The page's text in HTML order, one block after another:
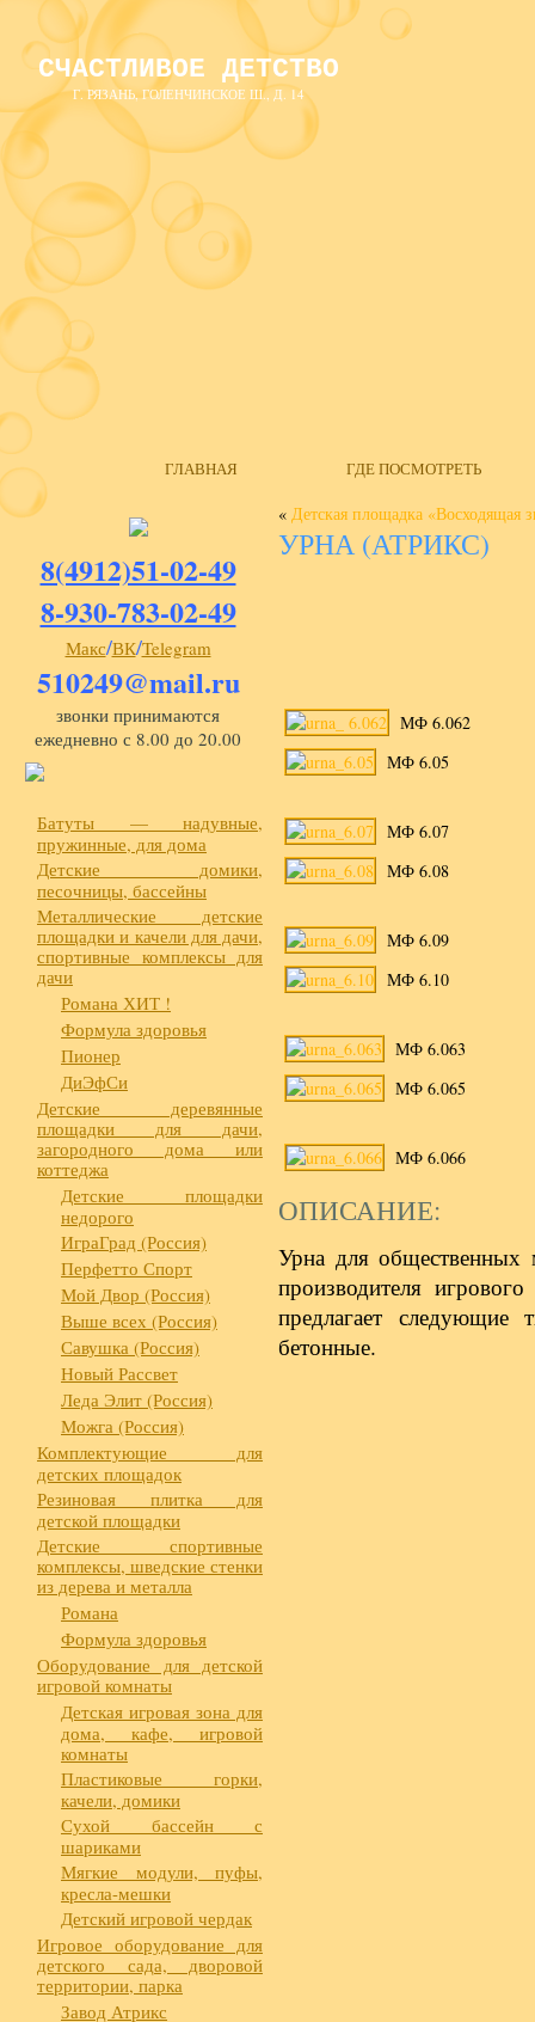
СЧАСТЛИВОЕ ДЕТСТВО
Г. РЯЗАНЬ, ГОЛЕНЧИНСКОЕ Ш., Д. 14
ГЛАВНАЯ ГДЕ ПОСМОТРЕТЬ
8(4912)51-02-49
8-930-783-02-49
Макс/ВК/Telegram
510249@mail.ru
звонки принимаются
ежедневно с 8.00 до 20.00
Батуты — надувные,
пружинные, для дома
Детские домики,
песочницы, бассейны
Металлические детские
площадки и качели для дачи,
спортивные комплексы для
дачи
Романа ХИТ !
Формула здоровья
Пионер
ДиЭфСи
Детские деревянные
площадки для дачи,
загородного дома или
коттеджа
Детские площадки
недорого
ИграГрад (Россия)
Перфетто Спорт
Мой Двор (Россия)
Выше всех (Россия)
Савушка (Россия)
Новый Рассвет
Леда Элит (Россия)
Можга (Россия)
Комплектующие для
детских площадок
Резиновая плитка для
детской площадки
Детские спортивные
комплексы, шведские стенки
из дерева и металла
Романа
Формула здоровья
Оборудование для детской
игровой комнаты
Детская игровая зона для
дома, кафе, игровой
комнаты
Пластиковые горки,
качели, домики
Сухой бассейн с
шариками
Мягкие модули, пуфы,
кресла-мешки
Детский игровой чердак
Игровое оборудование для
детского сада, дворовой
территории, парка
Завод Атрикс
« Детская площадка «Восходящая
УРНА (АТРИКС)
МФ 6.062
МФ 6.05
МФ 6.07
МФ 6.08
МФ 6.09
МФ 6.10
МФ 6.063
МФ 6.065
МФ 6.066
ОПИСАНИЕ:
Урна для общественных
производителя
предлагает следующие
бетонные.